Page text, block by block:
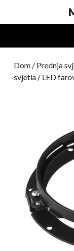
Dom / Prednja
svjetla / LED